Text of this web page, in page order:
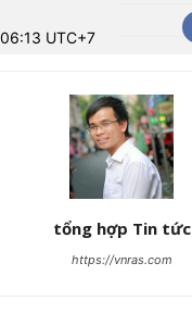
UTC+7
tổng hợp Tin tức
https://vnras.com